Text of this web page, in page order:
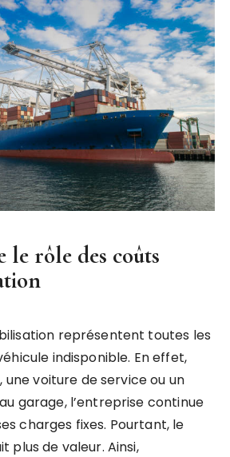
le rôle des coûts
représentent toutes les
indisponible. En effet,
une voiture de service ou un
garage, l’entreprise continue
charges fixes. Pourtant, le
plus de valeur. Ainsi,